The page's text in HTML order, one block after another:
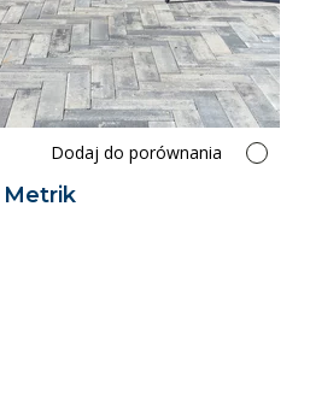
Dodaj do porównania
Metrik